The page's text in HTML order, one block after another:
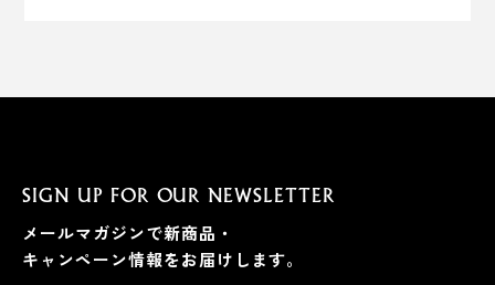
SIGN UP FOR OUR NEWSLETTER
メールマガジンで新商品・
キャンペーン情報をお届けします。